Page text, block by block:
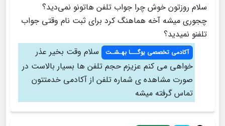
سلام روزتون خوش چرا جواب تلفن هاتونو نمی‌دید؟
چجوری میشه آخه هماهنگ کرد برای ثبت نام وقتی جواب
تلفنو نمیدید؟
آکادمی تخصصی یوگـــا بهـشـت
سلام وقت بخير عذر
خواهى مى كنم عزيزم حجم تلفن ها بسيار بالاست در
صورت مشاهده ى شماره تلفن از آكادمى خدمتتون
تماس گرفته ميشه